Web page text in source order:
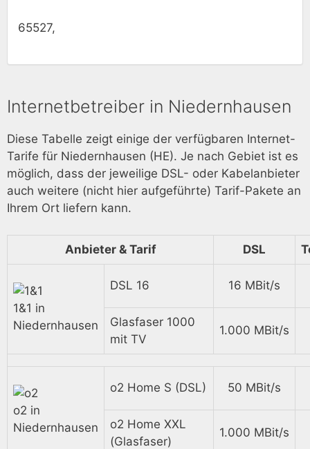
65527,
Internetbetreiber in Niedernhausen
Diese Tabelle zeigt einige der verfügbaren Internet-
Tarife für Niedernhausen (HE). Je nach Gebiet ist es
möglich, dass der jeweilige DSL- oder Kabelanbieter
auch weitere (nicht hier aufgeführte) Tarif-Pakete an
Ihrem Ort liefern kann.
Anbieter & Tarif DSL
1&1 in
Niedernhausen
DSL 16 16 MBit/s
Glasfaser 1000
mit TV
1.000 MBit/s
o2 in
Niedernhausen
o2 Home S (DSL) 50 MBit/s
o2 Home XXL
(Glasfaser)
1.000 MBit/s